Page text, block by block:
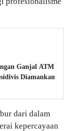
Ganjal ATM
Diamankan
dari dalam
kepercayaan